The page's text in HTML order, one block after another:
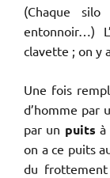
(Chaque
entonnoir…)
clavette ; on y
Une fois
d’homme par
par un puits à
on a ce puits
du